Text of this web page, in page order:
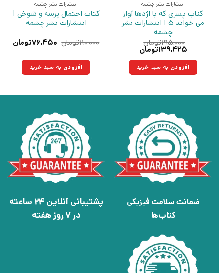
انتشارات نشر چشمه
کتاب پسری که با اژدها آواز
می خواند 5 | انتشارات نشر
چشمه
۱۹۵,۰۰۰تومان
قیمت
۱۹۵,۰۰۰تومان
بود.
۱۳۹,۴۲۵تومان
۱۳۹,۴۲۵تومان.افزودن به سبد خرید
انتشارات نشر چشمه
کتاب احتمال پرسه و شوخی |
انتشارات نشر چشمه
۱۱۰,۰۰۰تومان قیمت
بود.
۷۶,۴۵۰تومان
افزودن به سبد خرید
ضمانت سلامت فیزیکی
کتاب‌ها
پشتیبانی آنلاین 24 ساعته
در 7 روز هفته